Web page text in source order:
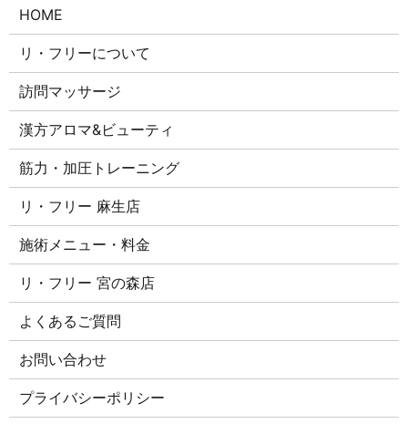
HOME
リ・フリーについて
訪問マッサージ
漢方アロマ&ビューティ
筋力・加圧トレーニング
リ・フリー 麻生店
施術メニュー・料金
リ・フリー 宮の森店
よくあるご質問
お問い合わせ
プライバシーポリシー